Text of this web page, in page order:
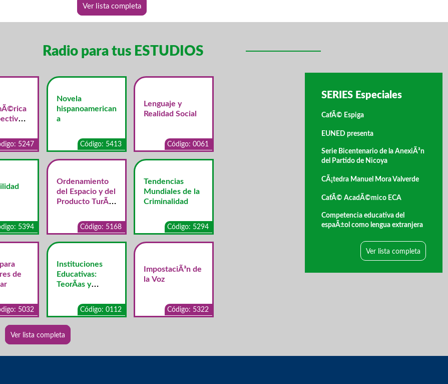
Ver lista completa
Radio para tus ESTUDIOS
5247
Novela
hispanoamerican
a
Código: 5413
Lenguaje y
Realidad Social
Código: 0061
5394
Ordenamiento
del Espacio y del
Producto TurÃ­
Código: 5168
Tendencias
Mundiales de la
Criminalidad
Código: 5294
de
5032
Instituciones
Educativas:
TeorÃ­as y
Código: 0112
ImpostaciÃ³n de
la Voz
Código: 5322
Ver lista completa
SERIES Especiales
CafÃ© Espiga
EUNED presenta
Serie Bicentenario de la AnexiÃ³n
del Partido de Nicoya
CÃ¡tedra Manuel Mora Valverde
CafÃ© AcadÃ©mico ECA
Competencia educativa del
espaÃ±ol como lengua extranjera
Ver lista completa